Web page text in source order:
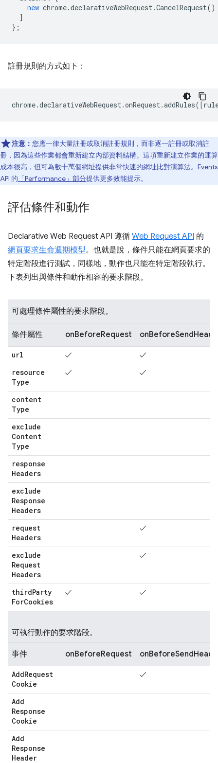
new chrome.declarativeWebRequest.CancelRequest()
]
};
註冊規則的方式如下：
chrome.declarativeWebRequest.onRequest.addRules([
注意： 您應一律大量註冊或取消註冊規則，而非逐一註冊或取消註
冊，因為這些作業都會重新建立內部資料結構。這項重新建立作業的運算
成本很高，但可為數十萬個網址提供非常快速的網址比對演算法。 Events
API 的 「Performance」部分提供更多效能提示。
評估條件和動作
Declarative Web Request API 遵循 Web Request API 的
網頁要求生命週期模型。也就是說，條件只能在網頁要求的
特定階段進行測試，同樣地，動作也只能在特定階段執行。
下表列出與條件和動作相容的要求階段。
可處理條件屬性的要求階段。
條件屬性 onBeforeRequest
url ✓ ✓
resource
Type
✓ ✓
content
Type
exclude
Content
Type
response
Headers
exclude
Response
Headers
request
Headers
✓
exclude
Request
Headers
✓
thirdParty
ForCookies
✓ ✓
可執行動作的要求階段。
事件 onBeforeRequest
AddRequest
Cookie
✓
Add
Response
Cookie
Add
Response
Header